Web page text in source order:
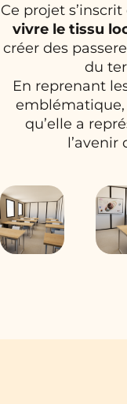
Ce projet
vivre le tissu
créer des
du
En reprenant
qu’elle a
l’avenir